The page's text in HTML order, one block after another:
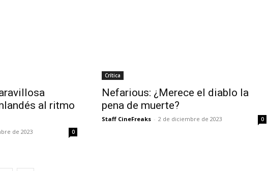
al ritmo
de 2023 0
Crítica
Nefarious: ¿Merece el diablo la
pena de muerte?
Staff CineFreaks - 2 de diciembre de 2023 0